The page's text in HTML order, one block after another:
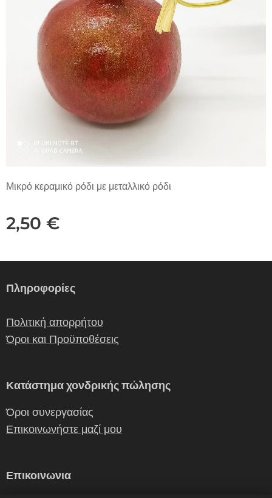
Μικρό κεραμικό ρόδι με μεταλλικό ρόδι
2,50 €
Πληροφορίες
Πολιτική απορρήτου
Όροι και Προϋποθέσεις
Κατάστημα χονδρικής πώλησης
Όροι συνεργασίας
Επικοινωνήστε μαζί μου
Επικοινωνια